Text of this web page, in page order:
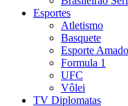
Esportes
Atletismo
Basquete
Esporte
Formula 1
UFC
Vôlei
TV Diplomatas